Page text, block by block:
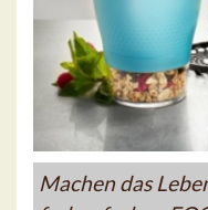
Machen das